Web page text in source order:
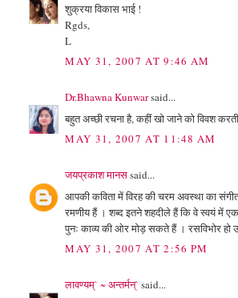
शुक्रया विकास भाई !
Rgds,
L
MAY 31, 2007 AT 9:46 AM
Dr.Bhawna Kunwarsaid...
बहुत अच्छी रचना है, कहीं खो जाने को विवश
MAY 31, 2007 AT 11:48 AM
जयप्रकाश मानसsaid...
आपकी कविता में विरह की चरम अवस्था का
रमणीय हैं । शब्द इतने शहदीले हैं कि वे स्वयं में
पुनः काव्य की ओर मोड़ सकते हैं । रसविभोर हो
MAY 31, 2007 AT 2:56 PM
लावण्यम्` ~ अन्तर्मन्` said...